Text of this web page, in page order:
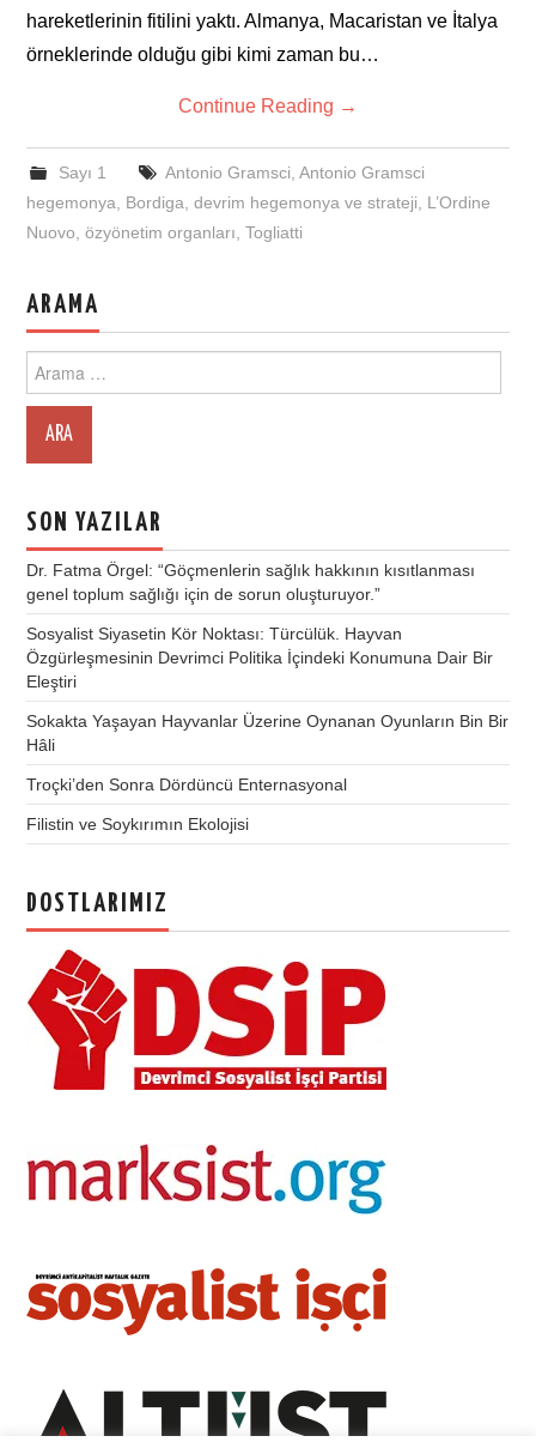
hareketlerinin fitilini yaktı. Almanya, Macaristan ve İtalya
örneklerinde olduğu gibi kimi zaman bu…
Continue Reading →
Sayı 1 Antonio Gramsci, Antonio Gramsci
hegemonya, Bordiga,devrim hegemonya ve strateji, L’Ordine
Nuovo,özyönetim organları,Togliatti
ARAMA
Search
for:
SON YAZILAR
Dr. Fatma Örgel: “Göçmenlerin sağlık hakkının kısıtlanması
genel toplum sağlığı için de sorun oluşturuyor.”
Sosyalist Siyasetin Kör Noktası: Türcülük. Hayvan
Özgürleşmesinin Devrimci Politika İçindeki Konumuna Dair Bir
Eleştiri
Sokakta Yaşayan Hayvanlar Üzerine Oynanan Oyunların Bin Bir
Hâli
Troçki’den Sonra Dördüncü Enternasyonal
Filistin ve Soykırımın Ekolojisi
DOSTLARIMIZ